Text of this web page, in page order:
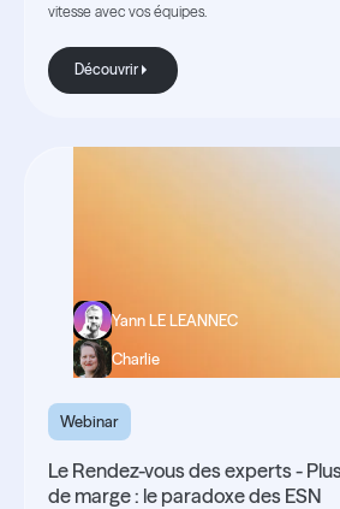
vitesse avec vos équipes.
Découvrir
Découvrir
Yann LE LEANNEC
Charlie
Webinar
Le Rendez-vous des experts -
de marge : le paradoxe des ESN